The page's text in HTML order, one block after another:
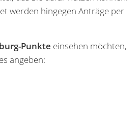
werden hingegen Anträge per
Punkte einsehen möchten,
angeben: